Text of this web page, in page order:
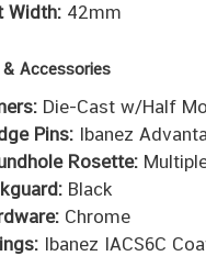
Width:42mm
& Accessories
Die-Cast w/Half
Pins:Ibanez
Rosette:
Black
Chrome
Ibanez IACS6C